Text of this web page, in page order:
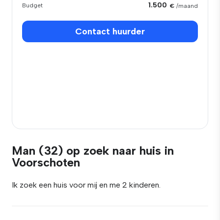
Budget 1.500 € /maand
Contact huurder
Man (32) op zoek naar huis in
Voorschoten
Ik zoek een huis voor mij en me 2 kinderen.